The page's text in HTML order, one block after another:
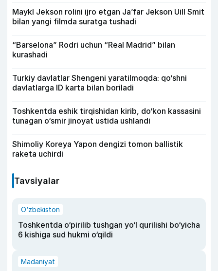
Maykl Jekson rolini ijro etgan Ja’far Jekson Uill Smit
bilan yangi filmda suratga tushadi
“Barselona” Rodri uchun “Real Madrid” bilan
kurashadi
Turkiy davlatlar Shengeni yaratilmoqda: qo‘shni
davlatlarga ID karta bilan boriladi
Toshkentda eshik tirqishidan kirib, do‘kon kassasini
tunagan o‘smir jinoyat ustida ushlandi
Shimoliy Koreya Yapon dengizi tomon ballistik
raketa uchirdi
Tavsiyalar
O‘zbekiston
Toshkentda o‘pirilib tushgan yo‘l qurilishi bo‘yicha
6 kishiga sud hukmi o‘qildi
Madaniyat